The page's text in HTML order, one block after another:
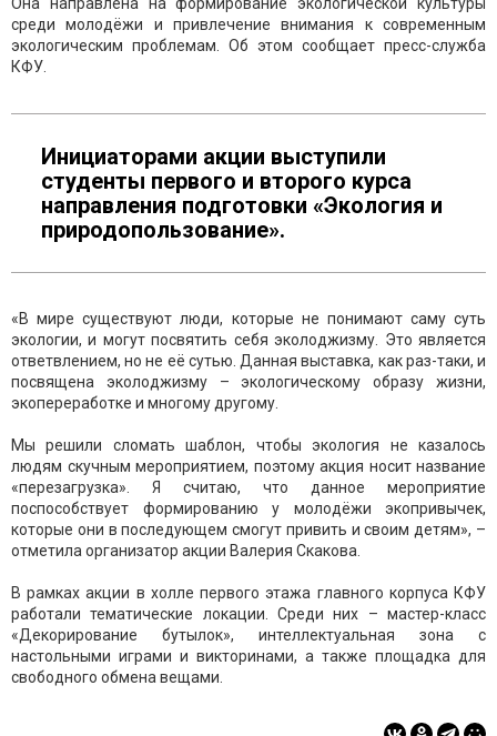
среди молодёжи и привлечение внимания к современным
экологическим проблемам. Об этом сообщает пресс-служба
КФУ.
Инициаторами акции выступили
студенты первого и второго курса
направления подготовки «Экология и
природопользование».
«В мире существуют люди, которые не понимают саму суть
экологии, и могут посвятить себя эколоджизму. Это является
ответвлением, но не её сутью. Данная выставка, как раз-таки, и
посвящена эколоджизму – экологическому образу жизни,
экопереработке и многому другому.
Мы решили сломать шаблон, чтобы экология не казалось
людям скучным мероприятием, поэтому акция носит название
«перезагрузка». Я считаю, что данное мероприятие
поспособствует формированию у молодёжи экопривычек,
которые они в последующем смогут привить и своим детям», –
отметила организатор акции Валерия Скакова.
В рамках акции в холле первого этажа главного корпуса КФУ
работали тематические локации. Среди них – мастер-класс
«Декорирование бутылок», интеллектуальная зона с
настольными играми и викторинами, а также площадка для
свободного обмена вещами.